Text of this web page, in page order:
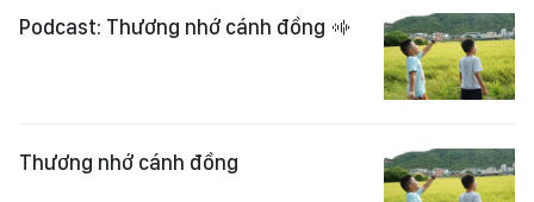
Podcast: Thương nhớ cánh đồng
Thương nhớ cánh đồng